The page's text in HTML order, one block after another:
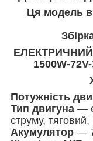
Ця модель
ЕЛЕКТРИЧНИЙ
1500W-
Потужність
Тип двигуна —
струму,
Акумулятор —